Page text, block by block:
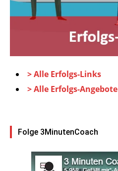
> Alle Erfolgs-Links
> Alle Erfolgs-Angebote
Folge 3MinutenCoach